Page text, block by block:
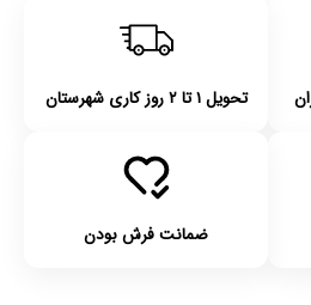
تحویل ۱ تا ۲ روز کاری شهرستان
ضمانت فرش بودن